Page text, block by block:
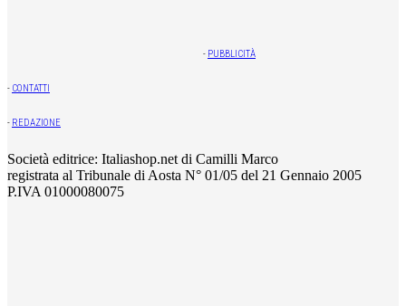
- PUBBLICITÀ
- CONTATTI
- REDAZIONE
Società editrice: Italiashop.net di Camilli Marco
registrata al Tribunale di Aosta N° 01/05 del 21 Gennaio 2005
P.IVA 01000080075